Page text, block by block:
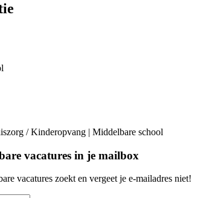
/ Kinderopvang | Middelbare school
vacatures in je mailbox
vacatures zoekt en vergeet je e-mailadres niet!